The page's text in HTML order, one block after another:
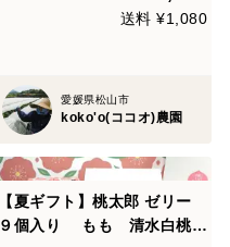
送料 ¥1,080
愛媛県松山市
koko'o(ココオ)農園
【夏ギフト】桃太郎 ゼリー
９個入り もも 清水白桃